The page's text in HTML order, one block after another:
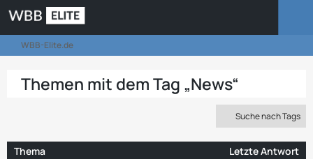
WBB-Elite.de
Themen mit dem Tag „News“
Suche nach Tags
Thema
Letzte Antwort